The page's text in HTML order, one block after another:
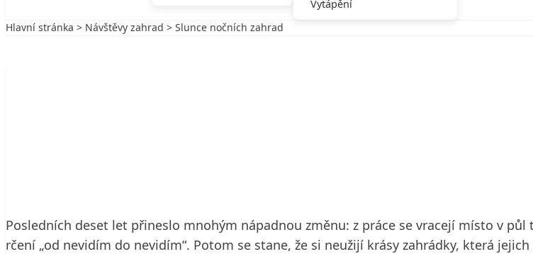
Vytápění
Hlavní stránka > Návštěvy zahrad > Slunce nočních zahrad
Posledních deset let přineslo mnohým nápadnou změnu: z práce se vracejí místo v
rčení „od nevidím do nevidím“. Potom se stane, že si neužijí krásy zahrádky, která